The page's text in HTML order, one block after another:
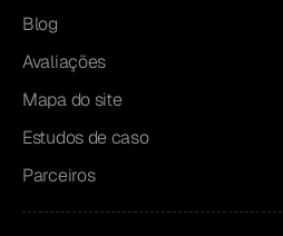
Blog
Avaliações
Mapa do site
Estudos de caso
Parceiros